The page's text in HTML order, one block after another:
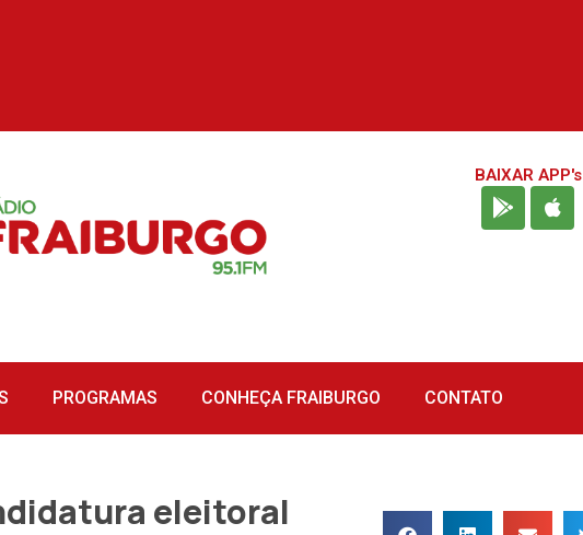
BAIXAR APP's
PROGRAMAS CONHEÇA FRAIBURGO CONTATO
eleitoral